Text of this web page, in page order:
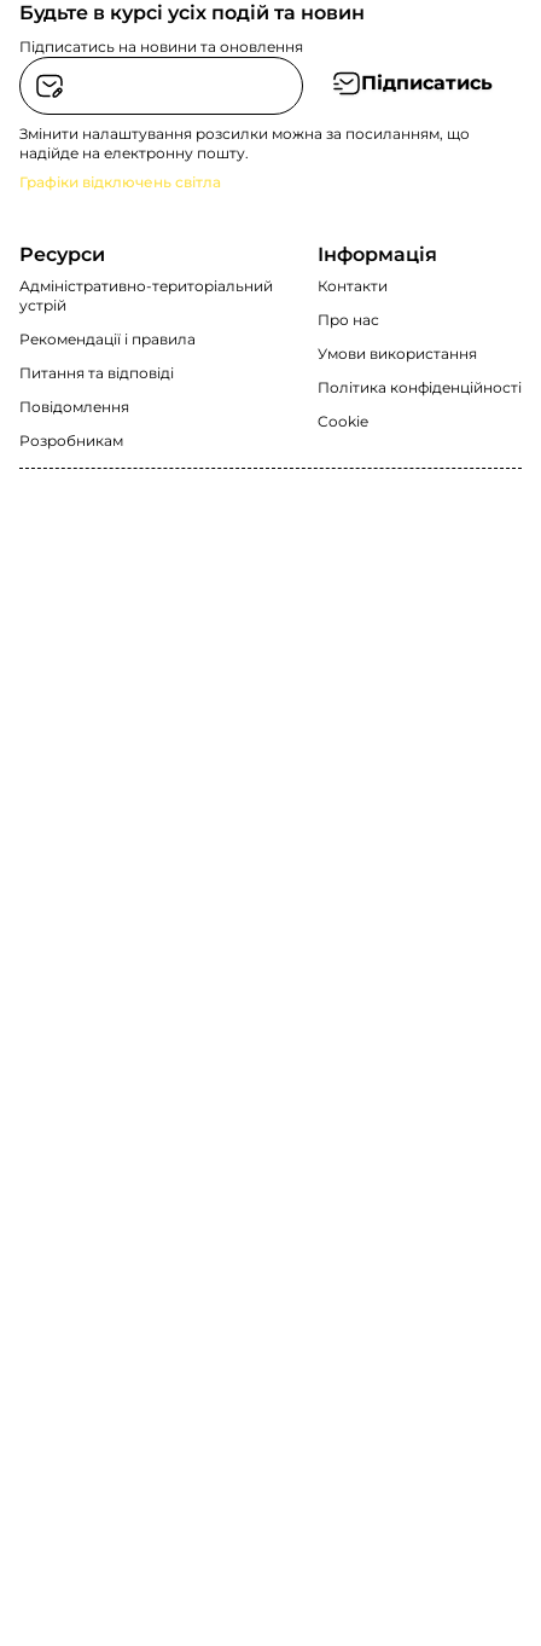
Будьте в курсі усіх подій та новин
Підписатись на новини та оновлення
Підписатись
Змінити налаштування розсилки можна за посиланням, що
надійде на електронну пошту.
Графіки відключень світла
Ресурси
Адміністративно-територіальний
устрій
Рекомендації i правила
Питання та відповіді
Повідомлення
Розробникам
Інформація
Контакти
Про нас
Умови використання
Політика конфіденційності
Cookie